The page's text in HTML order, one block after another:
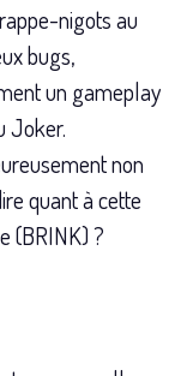
nigots au
bugs,
un gameplay
Joker.
non
quant à cette
(BRINK) ?